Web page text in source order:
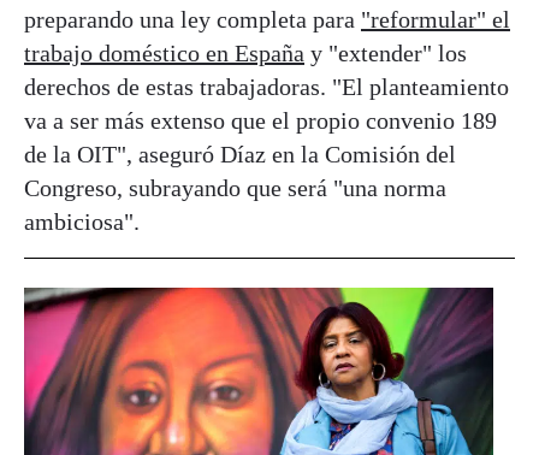
preparando una ley completa para "reformular" el
trabajo doméstico en España y "extender" los
derechos de estas trabajadoras. "El planteamiento
va a ser más extenso que el propio convenio 189
de la OIT", aseguró Díaz en la Comisión del
Congreso, subrayando que será "una norma
ambiciosa".